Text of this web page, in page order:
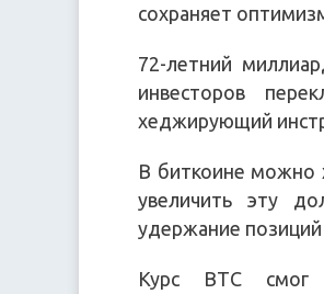
сохраняет
72-летний
инвесторов
хеджирующий
В биткоине можно
увеличить эту
удержание
Курс BTC